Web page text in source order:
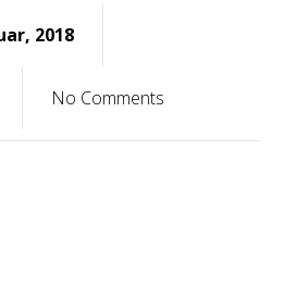
2018
No Comments